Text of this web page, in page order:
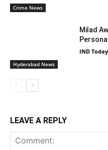
Crime News
Hyderabad News
Milad
IND
LEAVE A REPLY